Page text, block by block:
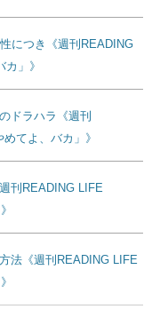
につき《週刊READING
」》
ドラハラ《週刊
てよ、バカ」》
刊READING LIFE
法《週刊READING LIFE